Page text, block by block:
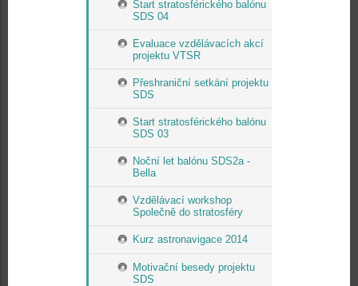
Start stratosférického balónu
SDS 04
Evaluace vzdělávacích akcí
projektu VTSR
Přeshraniční setkání projektu
SDS
Start stratosférického balónu
SDS 03
Noční let balónu SDS2a -
Bella
Vzdělávací workshop
Společně do stratosféry
Kurz astronavigace 2014
Motivační besedy projektu
SDS